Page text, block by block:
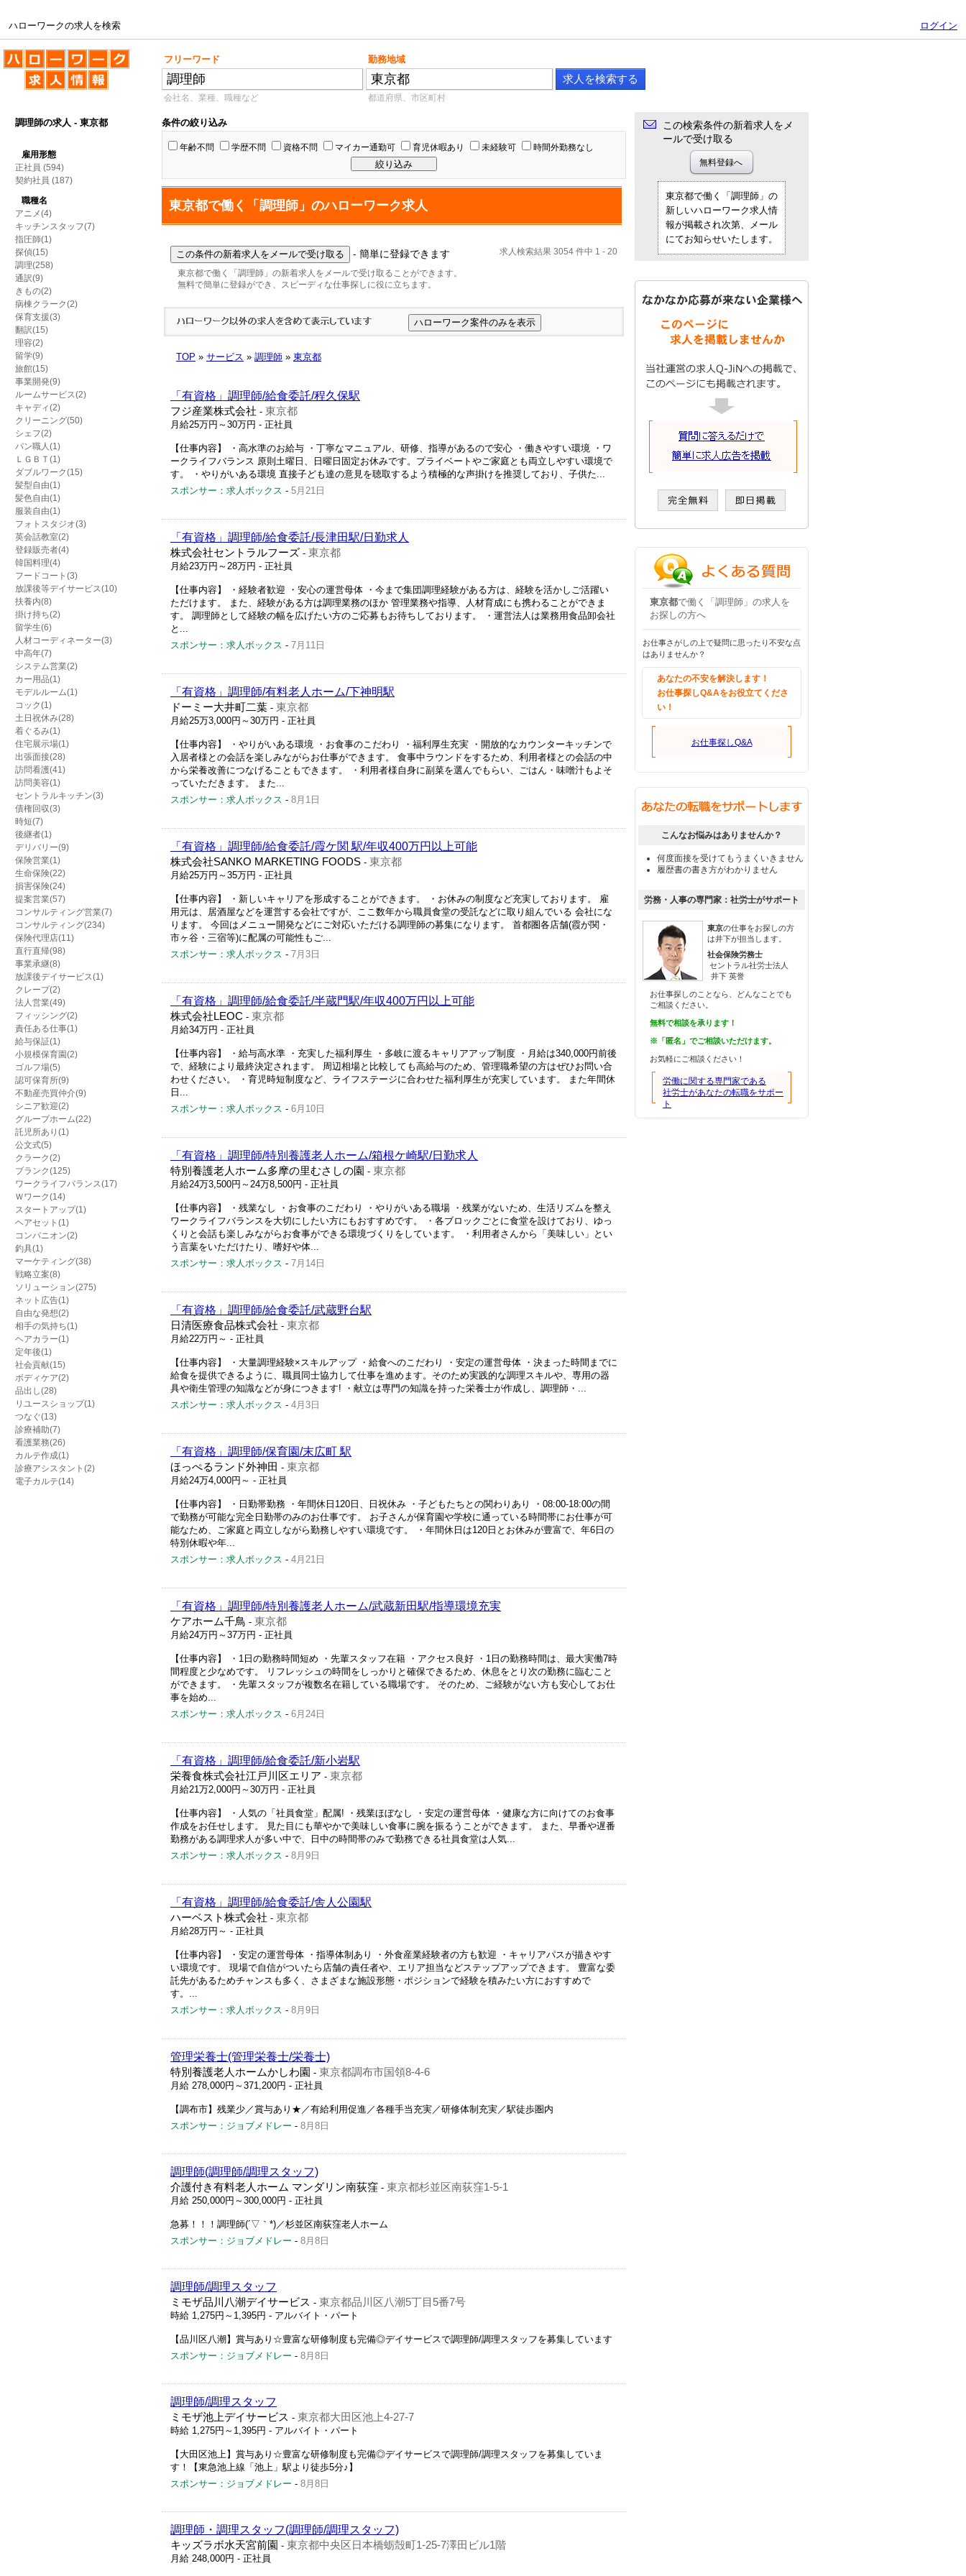
ハローワークの求人を検索 ログイン
ハローワークの求人を検索 フリーワード 勤務地域
会社名、業種、職種など 都道府県、市区町村
調理師の求人 - 東京都
雇用形態
正社員 (594)
契約社員 (187)
職種名
アニメ(4)
キッチンスタッフ(7)
指圧師(1)
探偵(15)
調理(258)
通訳(9)
きもの(2)
病棟クラーク(2)
保育支援(3)
翻訳(15)
理容(2)
留学(9)
旅館(15)
事業開発(9)
ルームサービス(2)
キャディ(2)
クリーニング(50)
シェフ(2)
パン職人(1)
ＬＧＢＴ(1)
ダブルワーク(15)
髪型自由(1)
髪色自由(1)
服装自由(1)
フォトスタジオ(3)
英会話教室(2)
登録販売者(4)
韓国料理(4)
フードコート(3)
放課後等デイサービス(10)
扶養内(8)
掛け持ち(2)
留学生(6)
人材コーディネーター(3)
中高年(7)
システム営業(2)
カー用品(1)
モデルルーム(1)
コック(1)
土日祝休み(28)
着ぐるみ(1)
住宅展示場(1)
出張面接(28)
訪問看護(41)
訪問美容(1)
セントラルキッチン(3)
債権回収(3)
時短(7)
後継者(1)
デリバリー(9)
保険営業(1)
生命保険(22)
損害保険(24)
提案営業(57)
コンサルティング営業(7)
コンサルティング(234)
保険代理店(11)
直行直帰(98)
事業承継(8)
放課後デイサービス(1)
クレープ(2)
法人営業(49)
フィッシング(2)
責任ある仕事(1)
給与保証(1)
小規模保育園(2)
ゴルフ場(5)
認可保育所(9)
不動産売買仲介(9)
シニア歓迎(2)
グループホーム(22)
託児所あり(1)
公文式(5)
クラーク(2)
ブランク(125)
ワークライフバランス(17)
Ｗワーク(14)
スタートアップ(1)
ヘアセット(1)
コンパニオン(2)
釣具(1)
マーケティング(38)
戦略立案(8)
ソリューション(275)
ネット広告(1)
自由な発想(2)
相手の気持ち(1)
ヘアカラー(1)
定年後(1)
社会貢献(15)
ボディケア(2)
品出し(28)
リユースショップ(1)
つなぐ(13)
診療補助(7)
看護業務(26)
カルテ作成(1)
診療アシスタント(2)
電子カルテ(14)
条件の絞り込み
年齢不問 学歴不問 資格不問 マイカー通勤可 育児休暇あり 未経験可 時間外勤務なし
東京都で働く「調理師」のハローワーク求人
求人検索結果 3054 件中 1 - 20
- 簡単に登録できます
東京都で働く「調理師」の新着求人をメールで受け取ることができます。
無料で簡単に登録ができ、スピーディな仕事探しに役に立ちます。
TOP » サービス » 調理師 » 東京都
「有資格」調理師/給食委託/程久保駅
フジ産業株式会社 - 東京都
月給25万円～30万円 - 正社員
【仕事内容】 ・高水準のお給与 ・丁寧なマニュアル、研修、指導があるので安心 ・働きやすい環境 ・ワ
ークライフバランス 原則土曜日、日曜日固定お休みです。プライベートやご家庭とも両立しやすい環境で
す。 ・やりがいある環境 直接子ども達の意見を聴取するよう積極的な声掛けを推奨しており、子供た...
スポンサー：求人ボックス - 5月21日
「有資格」調理師/給食委託/長津田駅/日勤求人
株式会社セントラルフーズ - 東京都
月給23万円～28万円 - 正社員
【仕事内容】 ・経験者歓迎 ・安心の運営母体 ・今まで集団調理経験がある方は、経験を活かしご活躍い
ただけます。 また、経験がある方は調理業務のほか 管理業務や指導、人材育成にも携わることができま
す。 調理師として経験の幅を広げたい方のご応募もお待ちしております。 ・運営法人は業務用食品卸会社
と...
スポンサー：求人ボックス - 7月11日
「有資格」調理師/有料老人ホーム/下神明駅
ドーミー大井町二葉 - 東京都
月給25万3,000円～30万円 - 正社員
【仕事内容】 ・やりがいある環境 ・お食事のこだわり ・福利厚生充実 ・開放的なカウンターキッチンで
入居者様との会話を楽しみながらお仕事ができます。 食事中ラウンドをするため、利用者様との会話の中
から栄養改善につなげることもできます。 ・利用者様自身に副菜を選んでもらい、ごはん・味噌汁もよそ
っていただきます。 また...
スポンサー：求人ボックス - 8月1日
「有資格」調理師/給食委託/霞ケ関 駅/年収400万円以上可能
株式会社SANKO MARKETING FOODS - 東京都
月給25万円～35万円 - 正社員
【仕事内容】 ・新しいキャリアを形成することができます。 ・お休みの制度など充実しております。 雇
用元は、居酒屋などを運営する会社ですが、ここ数年から職員食堂の受託などに取り組んでいる 会社にな
ります。 今回はメニュー開発などにご対応いただける調理師の募集になります。 首都圏各店舗(霞が関・
市ヶ谷・三宿等)に配属の可能性もご...
スポンサー：求人ボックス - 7月3日
「有資格」調理師/給食委託/半蔵門駅/年収400万円以上可能
株式会社LEOC - 東京都
月給34万円 - 正社員
【仕事内容】 ・給与高水準 ・充実した福利厚生 ・多岐に渡るキャリアアップ制度 ・月給は340,000円前後
で、経験により最終決定されます。 周辺相場と比較しても高給与のため、管理職希望の方はぜひお問い合
わせください。 ・育児時短制度など、ライフステージに合わせた福利厚生が充実しています。 また年間休
日...
スポンサー：求人ボックス - 6月10日
「有資格」調理師/特別養護老人ホーム/箱根ケ崎駅/日勤求人
特別養護老人ホーム多摩の里むさしの園 - 東京都
月給24万3,500円～24万8,500円 - 正社員
【仕事内容】 ・残業なし ・お食事のこだわり ・やりがいある職場 ・残業がないため、生活リズムを整え
ワークライフバランスを大切にしたい方にもおすすめです。 ・各ブロックごとに食堂を設けており、ゆっ
くりと会話も楽しみながらお食事ができる環境づくりをしています。 ・利用者さんから「美味しい」とい
う言葉をいただけたり、嗜好や体...
スポンサー：求人ボックス - 7月14日
「有資格」調理師/給食委託/武蔵野台駅
日清医療食品株式会社 - 東京都
月給22万円～ - 正社員
【仕事内容】 ・大量調理経験×スキルアップ ・給食へのこだわり ・安定の運営母体 ・決まった時間までに
給食を提供できるように、職員同士協力して仕事を進めます。そのため実践的な調理スキルや、専用の器
具や衛生管理の知識などが身につきます! ・献立は専門の知識を持った栄養士が作成し、調理師・...
スポンサー：求人ボックス - 4月3日
「有資格」調理師/保育園/末広町 駅
ほっぺるランド外神田 - 東京都
月給24万4,000円～ - 正社員
【仕事内容】 ・日勤帯勤務 ・年間休日120日、日祝休み ・子どもたちとの関わりあり ・08:00-18:00の間
で勤務が可能な完全日勤帯のみのお仕事です。 お子さんが保育園や学校に通っている時間帯にお仕事が可
能なため、ご家庭と両立しながら勤務しやすい環境です。 ・年間休日は120日とお休みが豊富で、年6日の
特別休暇や年...
スポンサー：求人ボックス - 4月21日
「有資格」調理師/特別養護老人ホーム/武蔵新田駅/指導環境充実
ケアホーム千鳥 - 東京都
月給24万円～37万円 - 正社員
【仕事内容】 ・1日の勤務時間短め ・先輩スタッフ在籍 ・アクセス良好 ・1日の勤務時間は、最大実働7時
間程度と少なめです。 リフレッシュの時間をしっかりと確保できるため、休息をとり次の勤務に臨むこと
ができます。 ・先輩スタッフが複数名在籍している職場です。 そのため、ご経験がない方も安心してお仕
事を始め...
スポンサー：求人ボックス - 6月24日
「有資格」調理師/給食委託/新小岩駅
栄養食株式会社江戸川区エリア - 東京都
月給21万2,000円～30万円 - 正社員
【仕事内容】 ・人気の「社員食堂」配属! ・残業ほぼなし ・安定の運営母体 ・健康な方に向けてのお食事
作成をお任せします。 見た目にも華やかで美味しい食事に腕を振るうことができます。 また、早番や遅番
勤務がある調理求人が多い中で、日中の時間帯のみで勤務できる社員食堂は人気...
スポンサー：求人ボックス - 8月9日
「有資格」調理師/給食委託/舎人公園駅
ハーベスト株式会社 - 東京都
月給28万円～ - 正社員
【仕事内容】 ・安定の運営母体 ・指導体制あり ・外食産業経験者の方も歓迎 ・キャリアパスが描きやす
い環境です。 現場で自信がついたら店舗の責任者や、エリア担当などステップアップできます。 豊富な委
託先があるためチャンスも多く、さまざまな施設形態・ポジションで経験を積みたい方におすすめで
す。...
スポンサー：求人ボックス - 8月9日
管理栄養士(管理栄養士/栄養士)
特別養護老人ホームかしわ園 - 東京都調布市国領8-4-6
月給 278,000円～371,200円 - 正社員
【調布市】残業少／賞与あり★／有給利用促進／各種手当充実／研修体制充実／駅徒歩圏内
スポンサー：ジョブメドレー - 8月8日
調理師(調理師/調理スタッフ)
介護付き有料老人ホーム マンダリン南荻窪 - 東京都杉並区南荻窪1-5-1
月給 250,000円～300,000円 - 正社員
急募！！！調理師(´▽｀*)／杉並区南荻窪老人ホーム
スポンサー：ジョブメドレー - 8月8日
調理師/調理スタッフ
ミモザ品川八潮デイサービス - 東京都品川区八潮5丁目5番7号
時給 1,275円～1,395円 - アルバイト・パート
【品川区八潮】賞与あり☆豊富な研修制度も完備◎デイサービスで調理師/調理スタッフを募集しています
スポンサー：ジョブメドレー - 8月8日
調理師/調理スタッフ
ミモザ池上デイサービス - 東京都大田区池上4-27-7
時給 1,275円～1,395円 - アルバイト・パート
【大田区池上】賞与あり☆豊富な研修制度も完備◎デイサービスで調理師/調理スタッフを募集していま
す！【東急池上線「池上」駅より徒歩5分♪】
スポンサー：ジョブメドレー - 8月8日
調理師・調理スタッフ(調理師/調理スタッフ)
キッズラボ水天宮前園 - 東京都中央区日本橋蛎殻町1-25-7澤田ビル1階
月給 248,000円 - 正社員
この検索条件の新着求人をメ
ールで受け取る
東京都で働く「調理師」の
新しいハローワーク求人情
報が掲載され次第、メール
にてお知らせいたします。
東京都で働く「調理師」の求人を
お探しの方へ
お仕事さがしの上で疑問に思ったり不安な点
はありませんか？
あなたの不安を解決します！
お仕事探しQ&Aをお役立てくださ
い！
お仕事探しQ&A
こんなお悩みはありませんか？
何度面接を受けてもうまくいきません
履歴書の書き方がわかりません
労務・人事の専門家：社労士がサポート
東京の仕事をお探しの方
は井下が担当します。
社会保険労務士
セントラル社労士法人
井下 英誉
お仕事探しのことなら、どんなことでも
ご相談ください。
無料で相談を承ります！
※「匿名」でご相談いただけます。
お気軽にご相談ください！
労働に関する専門家である
社労士があなたの転職をサポー
ト